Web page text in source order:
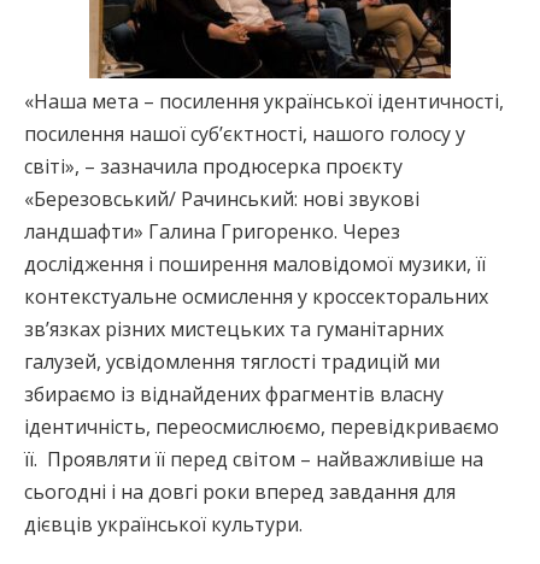
«Наша мета – посилення української ідентичності,
посилення нашої суб’єктності, нашого голосу у
світі», – зазначила продюсерка проєкту
«Березовський/ Рачинський: нові звукові
ландшафти» Галина Григоренко. Через
дослідження і поширення маловідомої музики, її
контекстуальне осмислення у кроссекторальних
зв’язках різних мистецьких та гуманітарних
галузей, усвідомлення тяглості традицій ми
збираємо із віднайдених фрагментів власну
ідентичність, переосмислюємо, перевідкриваємо
її. Проявляти її перед світом – найважливіше на
сьогодні і на довгі роки вперед завдання для
дієвців української культури.